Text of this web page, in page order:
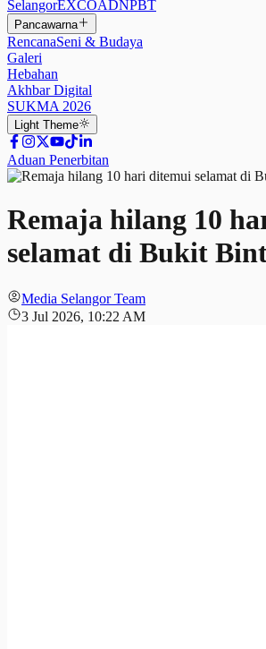
SelangorEXCOADNPBT
Pancawarna
RencanaSeni & Budaya
Galeri
Hebahan
Akhbar Digital
SUKMA 2026
Light Theme
Aduan Penerbitan
Remaja hilang 10
selamat di Bukit
Media Selangor Team
3 Jul 2026, 10:22 AM